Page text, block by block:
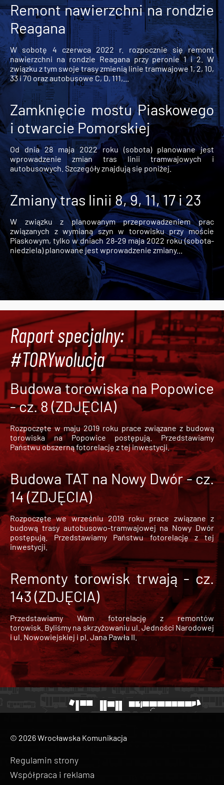
Remont nawierzchni na rondzie
Reagana
W sobotę 4 czerwca 2022 r. rozpocznie się remont
nawierzchni na rondzie Reagana przy peronie 1 i 2. W
związku z tym swoje trasy zmienią linie tramwajowe 1, 2, 10,
33 i 70 oraz autobusowe C, D, 111,...
Zamknięcie mostu Piaskowego
i otwarcie Pomorskiej
Od dnia 28 maja 2022 roku (sobota) planowane jest
wprowadzenie zmian tras linii tramwajowych i
autobusowych. Szczegóły znajdują się poniżej.
Zmiany tras linii 8, 9, 11, 17 i 23
W związku z planowanym przeprowadzeniem prac
związanych z wymianą szyn w torowisku przy moście
Piaskowym, tylko w dniach 28-29 maja 2022 roku (sobota-
niedziela) planowane jest wprowadzenie zmiany...
Raport specjalny:
#TORYwolucja
Budowa torowiska na Popowice
- cz. 8 (ZDJĘCIA)
Rozpoczęte w maju 2019 roku prace związane z budową
torowiska na Popowice
postępują. Przedstawiamy
Państwu obszerną fotorelację z tej inwestycji.
Budowa TAT na Nowy Dwór - cz.
14 (ZDJĘCIA)
Rozpoczęte we wrześniu 2019 roku prace związane z
budową trasy autobusowo-tramwajowej na Nowy Dwór
postępują. Przedstawiamy Państwu fotorelację z tej
inwestycji.
Remonty torowisk trwają - cz.
143 (ZDJĘCIA)
Przedstawiamy Wam fotorelację z remontów
torowisk. Byliśmy na skrzyżowaniu ul. Jedności Narodowej
i ul. Nowowiejskiej i pl. Jana Pawła II.
© 2026 Wrocławska Komunikacja
Regulamin strony
Współpraca i reklama